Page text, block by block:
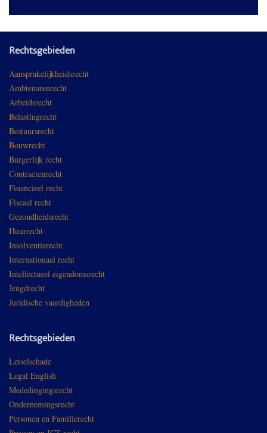
Rechtsgebieden
Aansprakelijkheidsrecht
Ambtenarenrecht
Arbeidsrecht
Belastingrecht
Bestuursrecht
Bouwrecht
Burgerlijk recht
Contractenrecht
Financieel recht
Fiscaal recht
Gezondheidsrecht
Huurrecht
Insolventierecht
Internationaal recht
Intellectueel eigendomsrecht
Jeugdrecht
Juridische vaardigheden
Rechtsgebieden
Letselschade
Legal English
Mededingingsrecht
Ondernemingsrecht
Personen en Familierecht